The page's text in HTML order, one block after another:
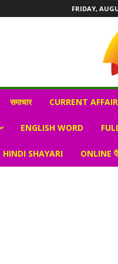
FRIDAY,
समाचार CURRENT
ENGLISH WORD
HINDI SHAYARI ONLINE